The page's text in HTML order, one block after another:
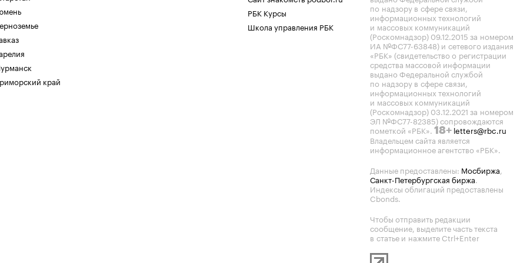
край
РБК Курсы
Школа управления РБК
по надзору в сфере связи,
информационных технологий
и массовых коммуникаций
(Роскомнадзор) 09.12.2015 за номером
ИА №ФС77-63848) и сетевого издания
«РБК» (свидетельство о регистрации
средства массовой информации
выдано Федеральной службой
по надзору в сфере связи,
информационных технологий
и массовых коммуникаций
(Роскомнадзор) 03.12.2021 за номером
ЭЛ №ФС77-82385) сопровождаются
пометкой «РБК». 18+ letters@rbc.ru
Владельцем сайта является
информационное агентство «РБК».
Данные предоставлены: Мосбиржа,
Санкт-Петербургская биржа.
Индексы облигаций предоставлены
Cbonds.
Чтобы отправить редакции
сообщение, выделите часть текста
в статье и нажмите Ctrl+Enter